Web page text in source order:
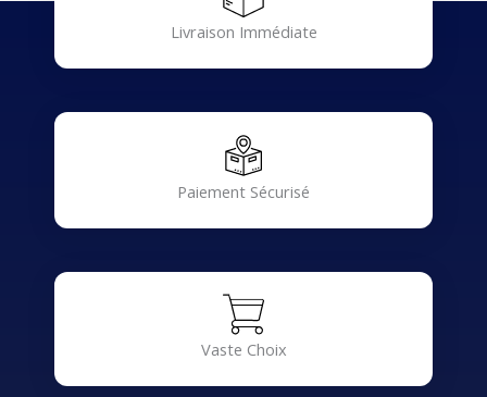
Livraison Immédiate
Paiement Sécurisé
Vaste Choix